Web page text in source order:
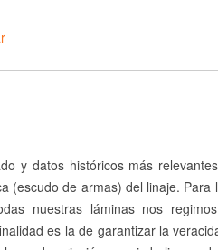
y datos históricos más
(escudo de armas) del linaje. Para
nuestras láminas nos
es la de garantizar la